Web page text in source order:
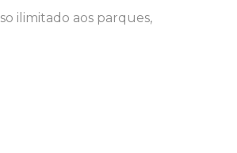
ilimitado aos parques,